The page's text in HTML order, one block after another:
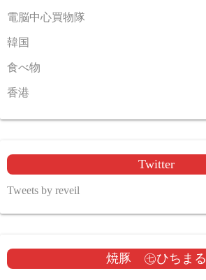
電脳中心買物隊
韓国
食べ物
香港
Twitter
Tweets by reveil
焼豚 ㊆ひちまる